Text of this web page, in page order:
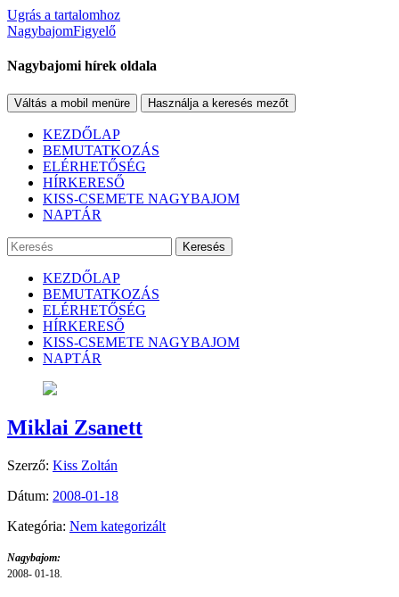
Ugrás a tartalomhoz
NagybajomFigyelő
Nagybajomi hírek oldala
Váltás a mobil menüre Használja a keresés mezőt
KEZDŐLAP
BEMUTATKOZÁS
ELÉRHETŐSÉG
HÍRKERESŐ
KISS-CSEMETE NAGYBAJOM
NAPTÁR
Keresés
KEZDŐLAP
BEMUTATKOZÁS
ELÉRHETŐSÉG
HÍRKERESŐ
KISS-CSEMETE NAGYBAJOM
NAPTÁR
Miklai Zsanett
Szerző: Kiss Zoltán
Dátum: 2008-01-18
Kategória: Nem kategorizált
Nagybajom:
2008- 01-18.